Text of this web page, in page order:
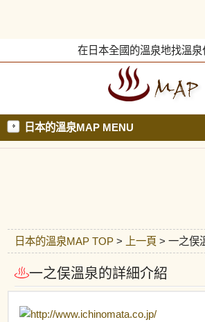
在日本全國的溫泉地找溫泉
日本的溫泉MAP MENU
日本的溫泉MAP TOP > 上一頁 > 一之俣
一之俣溫泉的詳細介紹